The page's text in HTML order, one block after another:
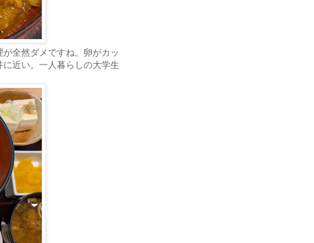
全然ダメですね。卵がカッ
近い。一人暮らしの大学生